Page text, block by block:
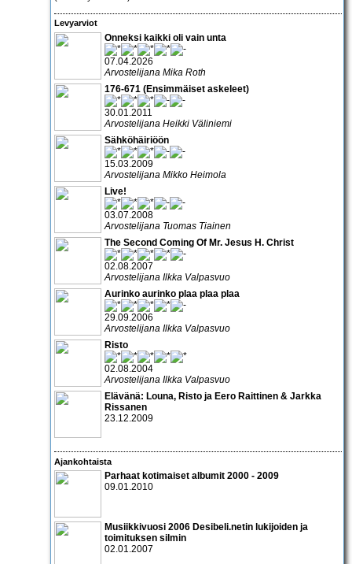
Levyarviot
Onneksi kaikki oli vain unta
07.04.2026
Arvostelijana Mika Roth
176-671 (Ensimmäiset askeleet)
30.01.2011
Arvostelijana Heikki Väliniemi
Sähköhäiriöön
15.03.2009
Arvostelijana Mikko Heimola
Live!
03.07.2008
Arvostelijana Tuomas Tiainen
The Second Coming Of Mr. Jesus H. Christ
02.08.2007
Arvostelijana Ilkka Valpasvuo
Aurinko aurinko plaa plaa plaa
29.09.2006
Arvostelijana Ilkka Valpasvuo
Risto
02.08.2004
Arvostelijana Ilkka Valpasvuo
Elävänä: Louna, Risto ja Eero Raittinen & Jarkka
Rissanen
23.12.2009
Ajankohtaista
Parhaat kotimaiset albumit 2000 - 2009
09.01.2010
Musiikkivuosi 2006 Desibeli.netin lukijoiden ja
toimituksen silmin
02.01.2007